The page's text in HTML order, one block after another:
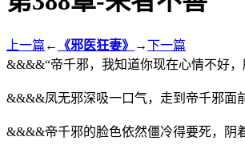
上一篇 ← 《邪医狂妻》 →下一篇
&&&&“帝千邪，我知道你现在心情不好
&&&&凤无邪深吸一口气，走到帝千邪面
&&&&帝千邪的脸色依然僵冷得要死，阴